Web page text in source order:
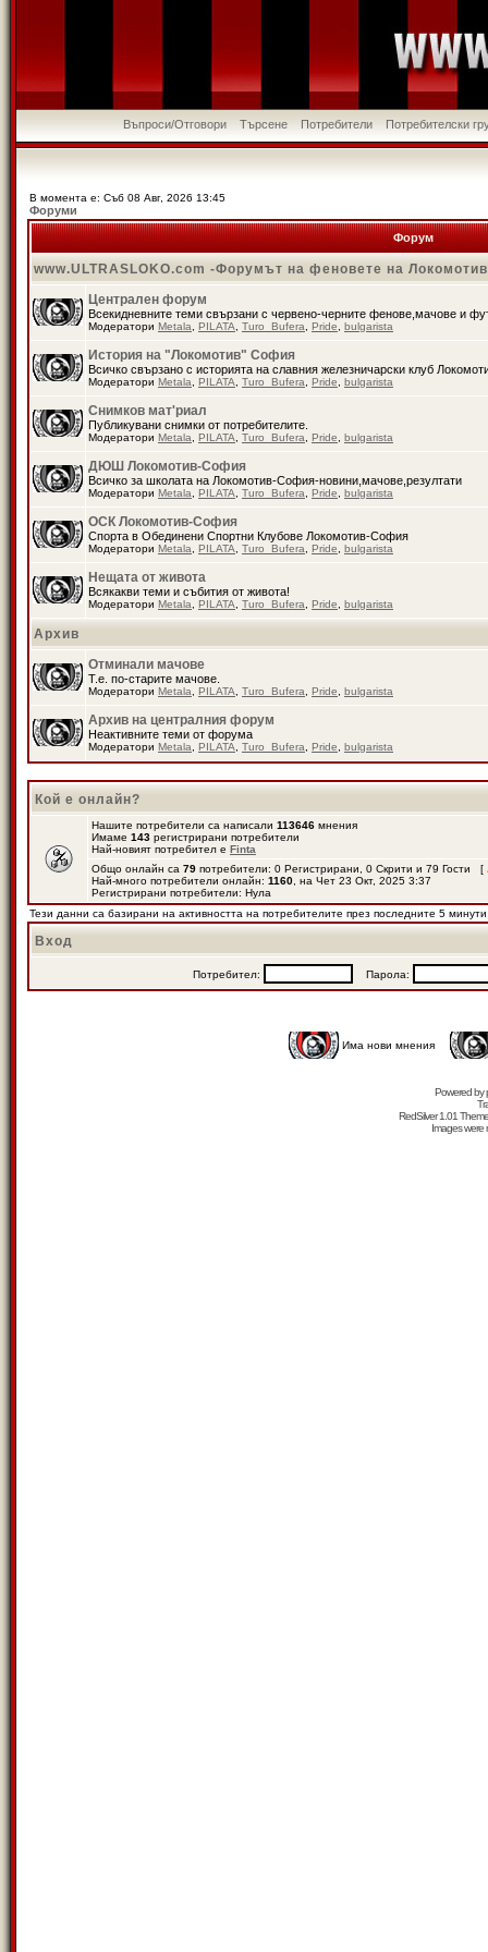
Въпроси/Отговори Търсене Потребители Потребителски
В момента е: Съб 08 Авг, 2026 13:45
Форуми
Форум
www.ULTRASLOKO.com -Форумът на феновете на
Централен форум
Всекидневните теми свързани с червено-черните фенове,мачове и
Модератори Metala PILATA Turo_Bufera Pride bulgarista
История на "Локомотив" София
Всичко свързано с историята на славния железничарски клуб
Модератори Metala PILATA Turo_Bufera Pride bulgarista
Снимков мат'риал
Публикувани снимки от потребителите.
Модератори Metala PILATA Turo_Bufera Pride bulgarista
ДЮШ Локомотив-София
Всичко за школата на Локомотив-София-новини,мачове,резултати
Модератори Metala PILATA Turo_Bufera Pride bulgarista
ОСК Локомотив-София
Спорта в Обединени Спортни Клубове Локомотив-София
Модератори Metala PILATA Turo_Bufera Pride bulgarista
Нещата от живота
Всякакви теми и събития от живота!
Модератори Metala PILATA Turo_Bufera Pride bulgarista
Архив
Отминали мачове
Т.е. по-старите мачове.
Модератори Metala PILATA Turo_Bufera Pride bulgarista
Архив на централния форум
Неактивните теми от форума
Модератори Metala PILATA Turo_Bufera Pride bulgarista
Кой е онлайн?
Нашите потребители са написали 113646 мнения
Имаме 143 регистрирани потребители
Най-новият потребител е Finta
Общо онлайн са 79 потребители: 0 Регистрирани, 0 Скрити и 79 Гости [
Най-много потребители онлайн: 1160 , на Чет 23 Окт, 2025 3:37
Регистрирани потребители: Нула
Тези данни са базирани на активността на потребителите през последните 5 минути
Вход
Потребител: Парола:
Има нови мнения
Powered by
RedSilver 1.01
Images were